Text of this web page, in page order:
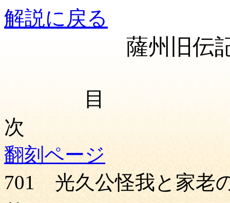
解説に戻る
薩州旧伝
目
次
翻刻ページ
701 光久公怪我と家老